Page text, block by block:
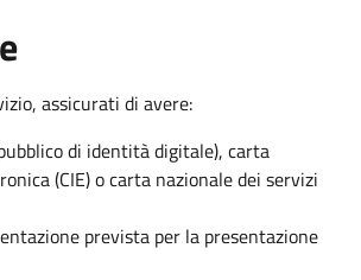
assicurati di avere:
di identità digitale), carta
(CIE) o carta nazionale dei servizi
prevista per la presentazione